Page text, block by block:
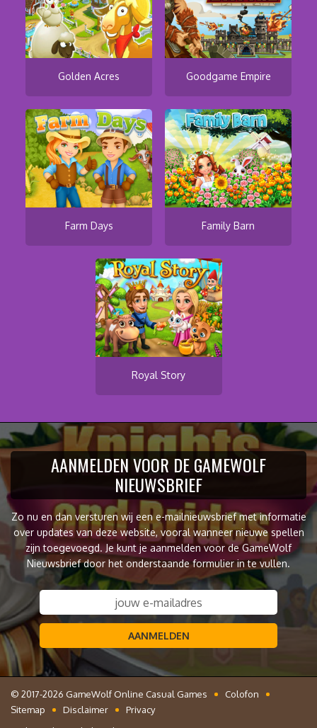
Golden Acres Goodgame Empire
Farm Days Family Barn
Royal Story
AANMELDEN VOOR DE GAMEWOLF
NIEUWSBRIEF
Zo nu en dan versturen wij een e-mailnieuwsbrief met informatie
over updates van deze website, vooral wanneer nieuwe spellen
zijn toegevoegd. Je kunt je aanmelden voor de GameWolf
Nieuwsbrief door het onderstaande formulier in te vullen.
AANMELDEN
© 2017-2026 GameWolf Online Casual Games
Colofon
Sitemap
Disclaimer
Privacy